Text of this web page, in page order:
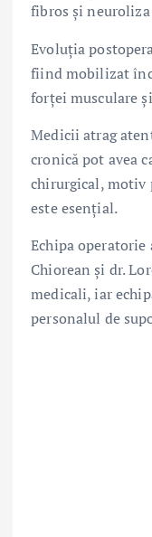
fibros și
Evoluția
fiind mobilizat
forței musculare
Medicii atrag
cronică pot avea
chirurgical, motiv
este esențial.
Echipa
Chiorean și dr.
medicali, iar
personalul de